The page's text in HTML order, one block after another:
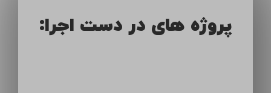
پروژه های در دست اجرا: